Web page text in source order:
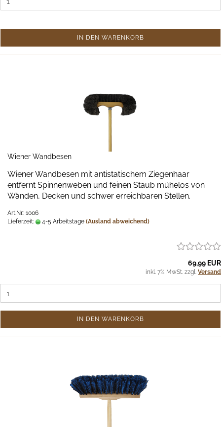
IN DEN WARENKORB
Wiener Wandbesen
Wiener Wandbesen mit antistatischem Ziegenhaar
entfernt Spinnenweben und feinen Staub mühelos von
Wänden, Decken und schwer erreichbaren Stellen.
Art.Nr.: 1006
Lieferzeit:
4-5 Arbeitstage (Ausland abweichend)
69,99 EUR
inkl. 7% MwSt. zzgl. Versand
IN DEN WARENKORB